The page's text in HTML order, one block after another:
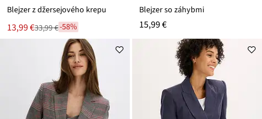
Blejzer z džersejového krepu
Nová
cena
13,99 €
Zľava 33,99 €-58%
Blejzer so záhybmi
15,99 €